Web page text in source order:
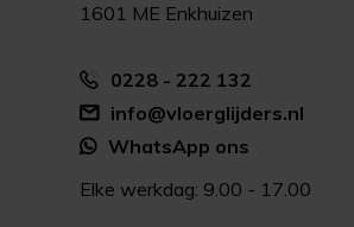
1601 ME Enkhuizen
0228 - 222 132
info@vloerglijders.nl
WhatsApp ons
Elke werkdag: 9.00 - 17.00